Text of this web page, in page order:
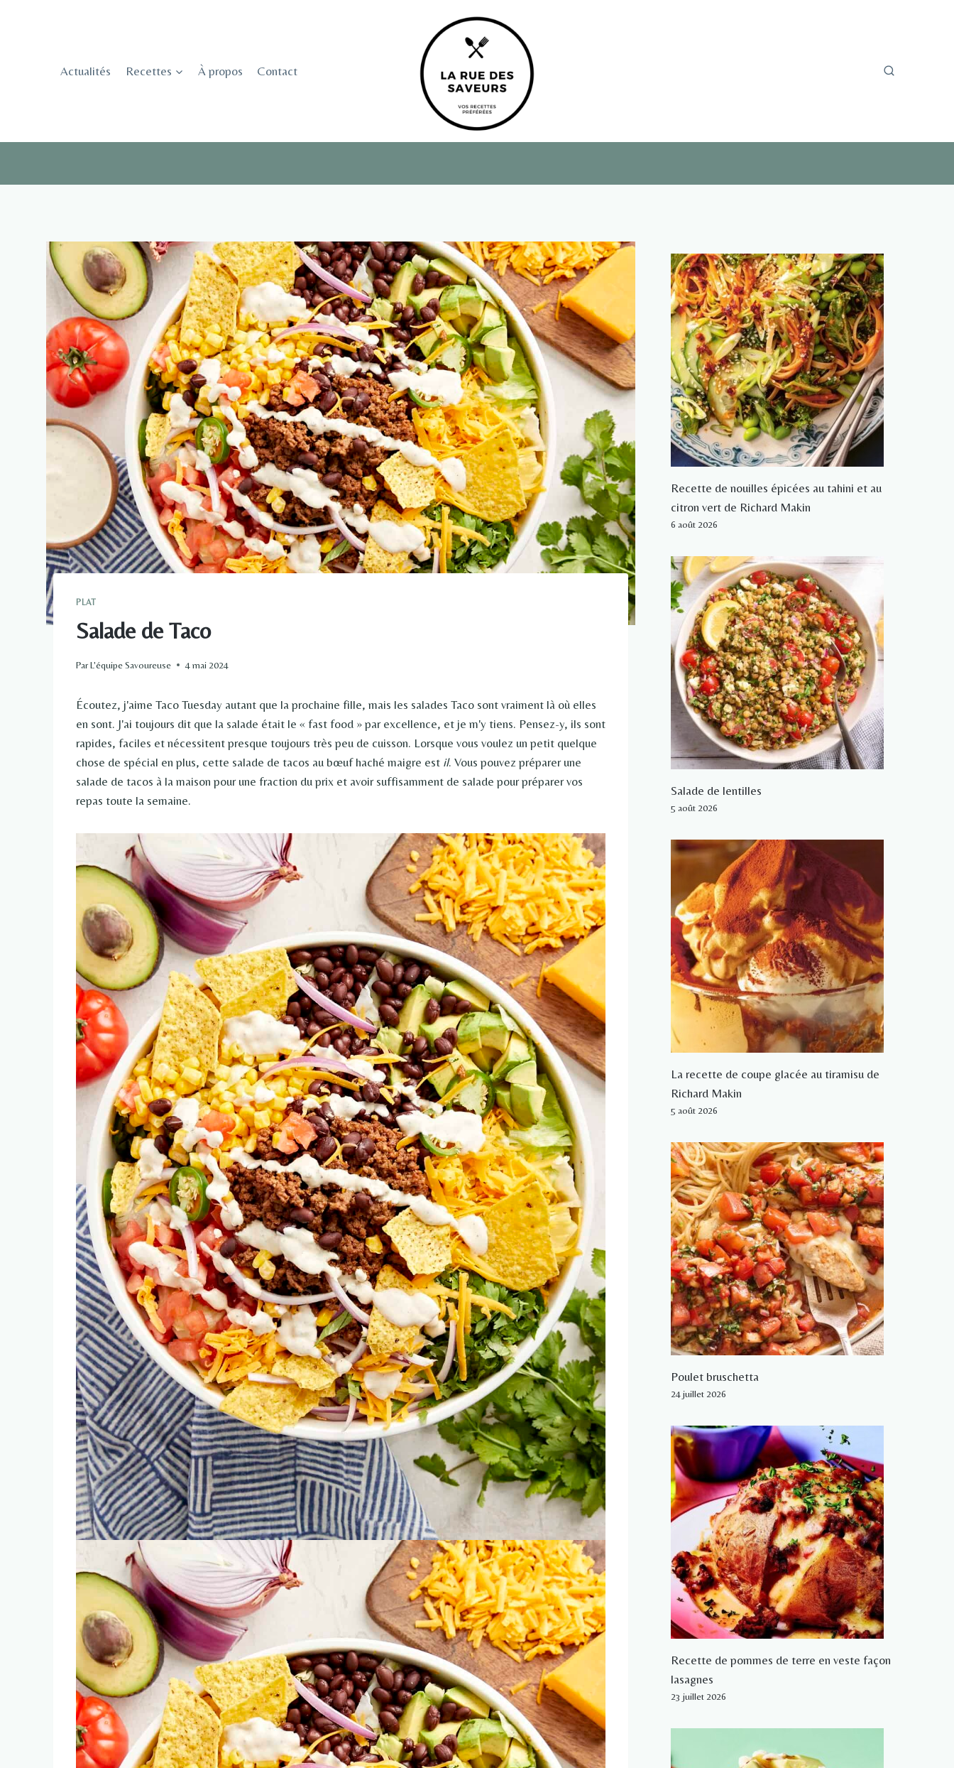
Actualités
Recettes À propos Contact
PLAT
Salade de Taco
ParL'équipe Savoureuse 4 mai 2024
Écoutez, j'aime Taco Tuesday autant que la prochaine fille, mais les salades Taco sont vraiment là où elles
en sont. J'ai toujours dit que la salade était le « fast food » par excellence, et je m'y tiens. Pensez-y, ils sont
rapides, faciles et nécessitent presque toujours très peu de cuisson. Lorsque vous voulez un petit quelque
chose de spécial en plus, cette salade de tacos au bœuf haché maigre est il. Vous pouvez préparer une
salade de tacos à la maison pour une fraction du prix et avoir suffisamment de salade pour préparer vos
repas toute la semaine.
Recette de nouilles épicées au tahini et au
citron vert de Richard Makin
6 août 2026
Salade de lentilles
5 août 2026
La recette de coupe glacée au tiramisu de
Richard Makin
5 août 2026
Poulet bruschetta
24 juillet 2026
Recette de pommes de terre en veste façon
lasagnes
23 juillet 2026